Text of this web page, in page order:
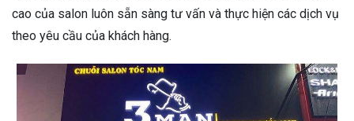
cao của salon luôn sẵn sàng tư vấn và thực hiện các dịch vụ
theo yêu cầu của khách hàng.